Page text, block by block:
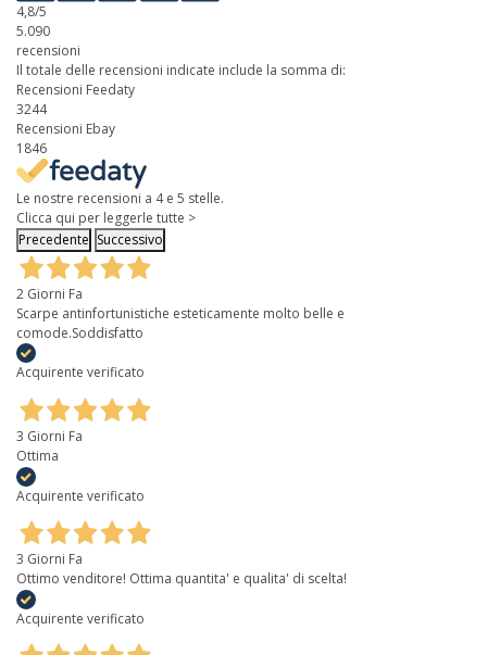
4,8/5
5.090
recensioni
Il totale delle recensioni indicate include la somma di:
Recensioni Feedaty
3244
Recensioni Ebay
1846
Le nostre recensioni a 4 e 5 stelle.
Clicca qui per leggerle tutte >
Precedente Successivo
2 Giorni Fa
Scarpe antinfortunistiche esteticamente molto belle e
comode.Soddisfatto
Acquirente verificato
3 Giorni Fa
Ottima
Acquirente verificato
3 Giorni Fa
Ottimo venditore! Ottima quantita' e qualita' di scelta!
Acquirente verificato